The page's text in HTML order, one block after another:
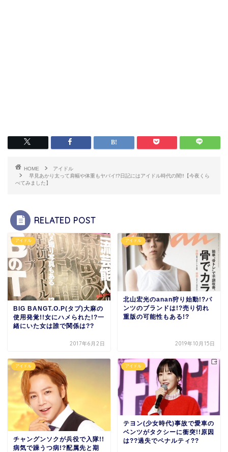
HOME
アイドル
早見あかり太って肩幅や体重もヤバイ!?日記にはアイドル時代の闇!!【今夜くら
べてみました】
RELATED POST
アイドル
BIG BANGT.O.P(タプ)大麻の
使用発覚!!女にハメられた!?一
緒にいた女は誰で関係は??
2017年6月2日
アイドル
北山宏光のanan狩り始動!?パ
ンツのブランドは!?売り切れ
重版の可能性もある!?
2019年10月15日
アイドル
チャングンソクが兵役で入隊!!
病気で躁うつ病!?配属先と期
アイドル
テヨン(少女時代)事故で愛車の
ベンツがタクシーに衝突!!原因
は??過失でペナルティ??